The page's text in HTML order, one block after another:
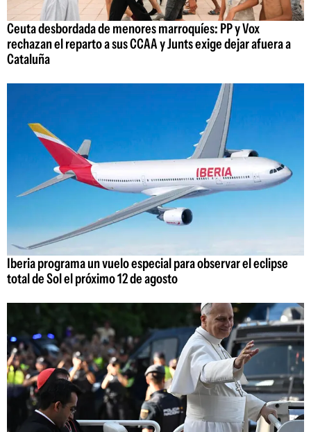
Ceuta desbordada de menores marroquíes: PP y Vox
rechazan el reparto a sus CCAA y Junts exige dejar afuera a
Cataluña
Iberia programa un vuelo especial para observar el eclipse
total de Sol el próximo 12 de agosto